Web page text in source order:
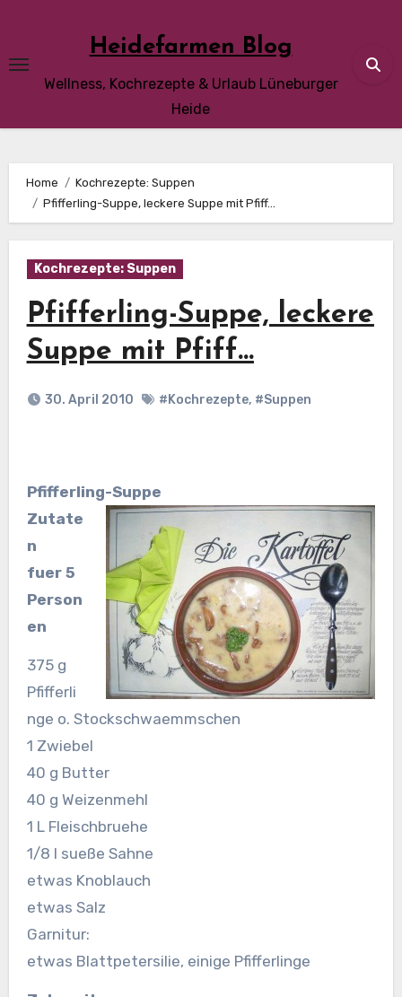
content
Heidefarmen Blog
Wellness, Kochrezepte & Urlaub Lüneburger
Heide
Home
Kochrezepte: Suppen
Pfifferling-Suppe, leckere Suppe mit Pfiff…
Kochrezepte: Suppen
Pfifferling-Suppe, leckere
Suppe mit Pfiff…
30. April 2010 #Kochrezepte, #Suppen
Pfifferling-Suppe
Zutate
n
fuer 5
Person
en
375 g
Pfifferli
nge o. Stockschwaemmschen
1 Zwiebel
40 g Butter
40 g Weizenmehl
1 L Fleischbruehe
1/8 l sueße Sahne
etwas Knoblauch
etwas Salz
Garnitur:
etwas Blattpetersilie, einige Pfifferlinge